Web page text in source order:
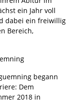
ein Jahr voll
dabei ein freiwillig
Bereich,
begann
Dem
2018 in